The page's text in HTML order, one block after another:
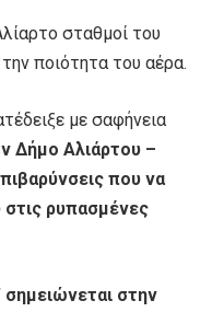
σταθμοί του
ποιότητα του αέρα.
με σαφήνεια
Δήμο Αλιάρτου –
που να
στις ρυπασμένες
στην